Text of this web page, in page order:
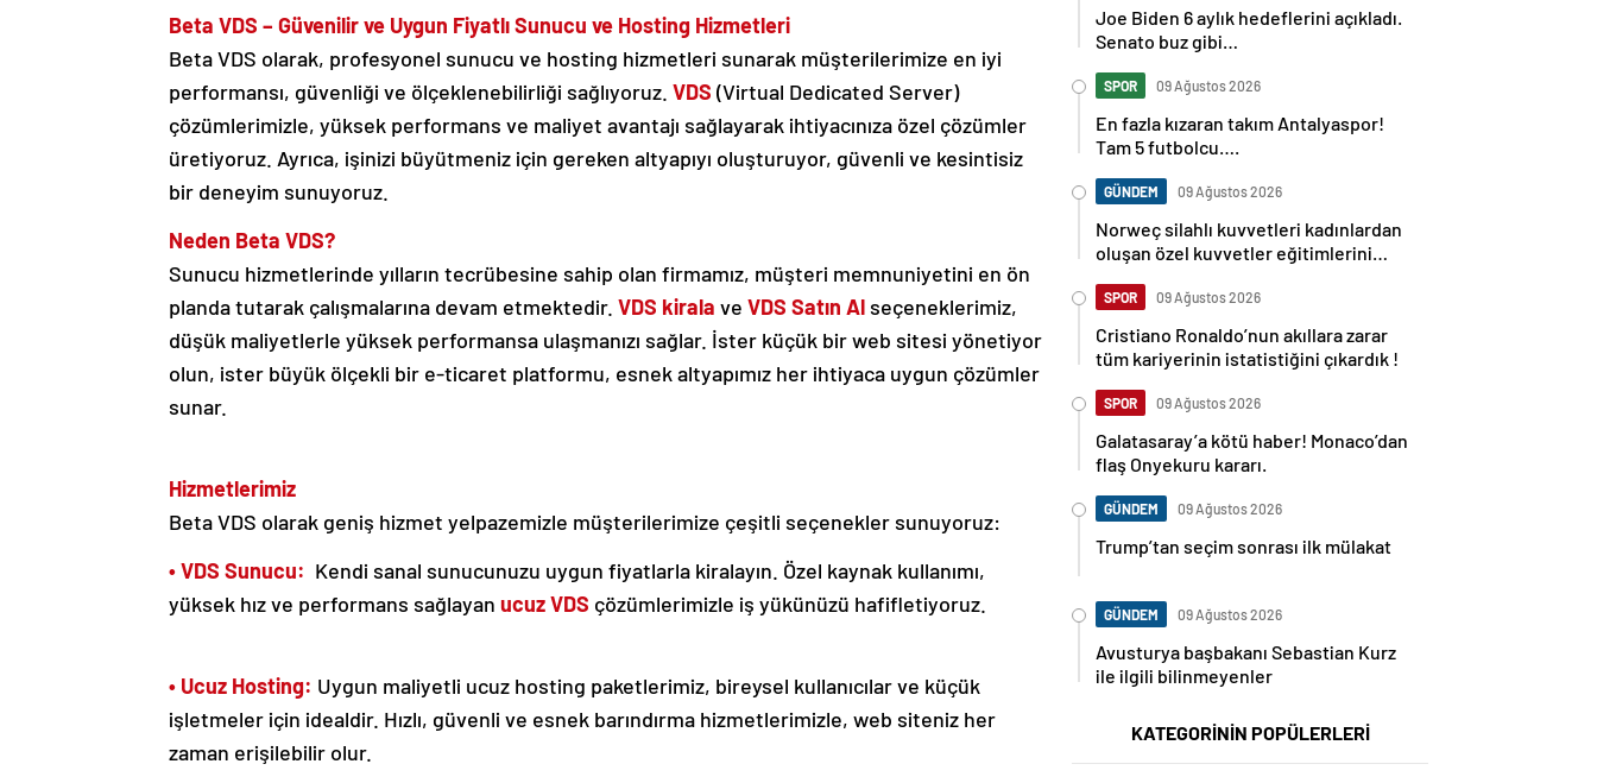
Beta VDS – Güvenilir ve Uygun Fiyatlı Sunucu ve Hosting Hizmetleri
Beta VDS olarak, profesyonel sunucu ve hosting hizmetleri sunarak müşterilerimize en iyi
performansı, güvenliği ve ölçeklenebilirliği sağlıyoruz. VDS (Virtual Dedicated Server)
çözümlerimizle, yüksek performans ve maliyet avantajı sağlayarak ihtiyacınıza özel çözümler
üretiyoruz. Ayrıca, işinizi büyütmeniz için gereken altyapıyı oluşturuyor, güvenli ve kesintisiz
bir deneyim sunuyoruz.
Neden Beta VDS?
Sunucu hizmetlerinde yılların tecrübesine sahip olan firmamız, müşteri memnuniyetini en ön
planda tutarak çalışmalarına devam etmektedir. VDS kirala ve VDS Satın Al seçeneklerimiz,
düşük maliyetlerle yüksek performansa ulaşmanızı sağlar. İster küçük bir web sitesi yönetiyor
olun, ister büyük ölçekli bir e-ticaret platformu, esnek altyapımız her ihtiyaca uygun çözümler
sunar.
Hizmetlerimiz
Beta VDS olarak geniş hizmet yelpazemizle müşterilerimize çeşitli seçenekler sunuyoruz:
• VDS Sunucu: Kendi sanal sunucunuzu uygun fiyatlarla kiralayın. Özel kaynak kullanımı,
yüksek hız ve performans sağlayan ucuz VDS çözümlerimizle iş yükünüzü hafifletiyoruz.
• Ucuz Hosting: Uygun maliyetli ucuz hosting paketlerimiz, bireysel kullanıcılar ve küçük
işletmeler için idealdir. Hızlı, güvenli ve esnek barındırma hizmetlerimizle, web siteniz her
zaman erişilebilir olur.
Joe Biden 6 aylık hedeflerini açıkladı.
Senato buz gibi…
SPOR 09 Ağustos 2026
En fazla kızaran takım Antalyaspor!
Tam 5 futbolcu….
GÜNDEM 09 Ağustos 2026
Norweç silahlı kuvvetleri kadınlardan
oluşan özel kuvvetler eğitimlerini
SPOR 09 Ağustos 2026
Cristiano Ronaldo’nun akıllara zarar
tüm kariyerinin istatistiğini çıkardık !
SPOR 09 Ağustos 2026
Galatasaray’a kötü haber! Monaco’dan
flaş Onyekuru kararı.
GÜNDEM 09 Ağustos 2026
Trump’tan seçim sonrası ilk mülakat
GÜNDEM 09 Ağustos 2026
Avusturya başbakanı Sebastian Kurz
ile ilgili bilinmeyenler
KATEGORİNİN POPÜLERLERİ